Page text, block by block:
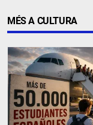
MÉS A CULTURA